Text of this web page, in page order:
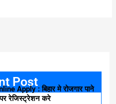
Post
Apply : बिहार मे रोजगार पाने
रेजिस्ट्रेशन करे